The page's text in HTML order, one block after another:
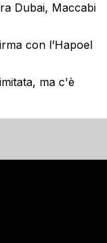
Dubai, Maccabi
con l’Hapoel
ma c'è